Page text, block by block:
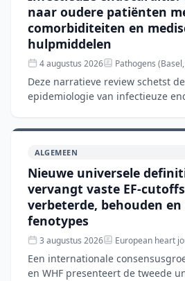
naar oudere patiënten
comorbiditeiten en
hulpmiddelen
4 augustus 2026 Pathogens
Deze narratieve review schetst
epidemiologie van infectieuze
met aangeb
ALGEMEEN
Nieuwe universele
vervangt vaste EF-
verbeterde, behouden
fenotypes
3 augustus 2026 European heart
Een internationale
en WHF presenteert de tweede